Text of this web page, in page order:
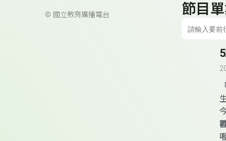
© 國立教育廣播電台 節目